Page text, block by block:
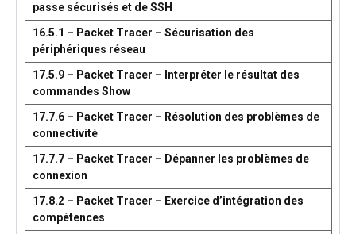
passe sécurisés et de SSH
16.5.1 – Packet Tracer – Sécurisation des
périphériques réseau
17.5.9 – Packet Tracer – Interpréter le résultat des
commandes Show
17.7.6 – Packet Tracer – Résolution des problèmes de
connectivité
17.7.7 – Packet Tracer – Dépanner les problèmes de
connexion
17.8.2 – Packet Tracer – Exercice d’intégration des
compétences